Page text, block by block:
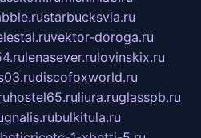
starbucksvia.ru
vektor-doroga.ru
lenasever.rulovinskix.ru
discofoxworld.ru
hostel65.ruliura.ruglasspb.ru
gnalis.rubulkitula.ru